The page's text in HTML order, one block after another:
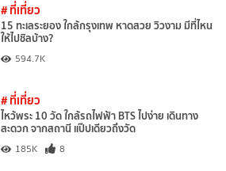
# ที่เที่ยว
15 ทะเลระยอง ใกล้กรุงเทพ หาดสวย วิวงาม มีที่ไหน
ให้ไปชิลบ้าง?
594.7K
# ที่เที่ยว
ไหว้พระ 10 วัด ใกล้รถไฟฟ้า BTS ไปง่าย เดินทาง
สะดวก จากสถานี แป๊ปเดียวถึงวัด
185K 8